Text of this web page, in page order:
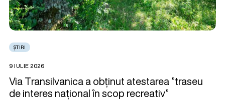
ȘTIRI
9 IULIE 2026
Via Transilvanica a obținut atestarea ”traseu
de interes național în scop recreativ”